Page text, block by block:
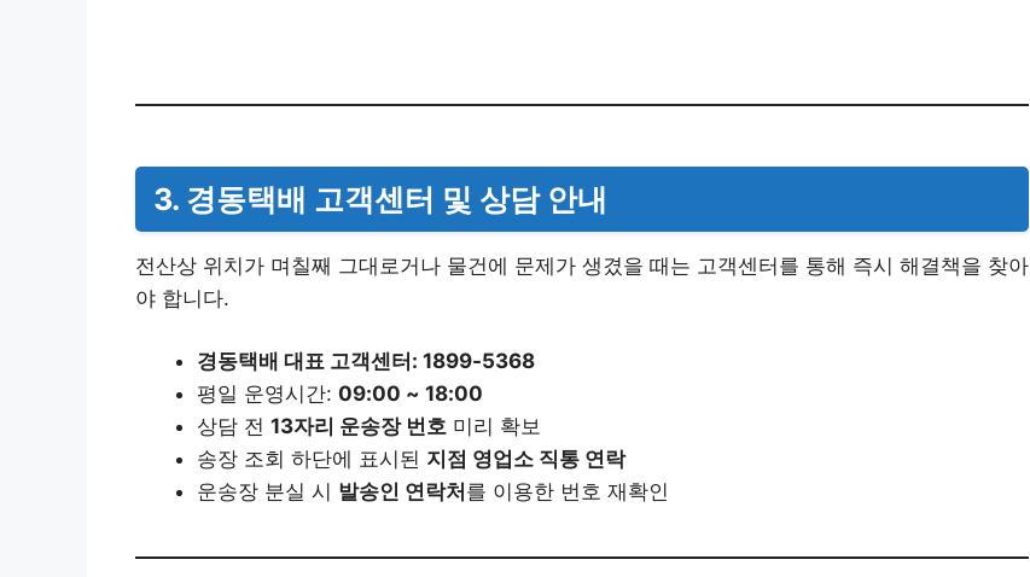
3. 경동택배 고객센터 및 상담 안내
전산상 위치가 며칠째 그대로거나 물건에 문제가 생겼을 때는 고객센터를 통해 즉시 해결책을 찾아
야 합니다.
경동택배 대표 고객센터: 1899-5368
평일 운영시간: 09:00 ~ 18:00
상담 전 13자리 운송장 번호 미리 확보
송장 조회 하단에 표시된 지점 영업소 직통 연락
운송장 분실 시 발송인 연락처 를 이용한 번호 재확인